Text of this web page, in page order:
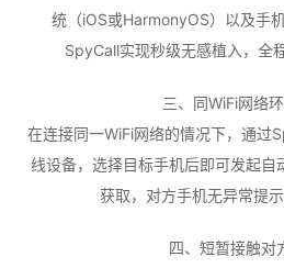
统（iOS或HarmonyOS）以及手
SpyCall实现秒级无感植入，全
三、同WiFi网络
在连接同一WiFi网络的情况下，通过
线设备，选择目标手机后即可发起自
获取，对方手机无异常提示
四、短暂接触对